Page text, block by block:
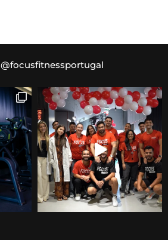
@focusfitnessportugal